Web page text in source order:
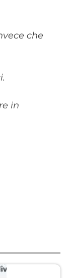
che
in